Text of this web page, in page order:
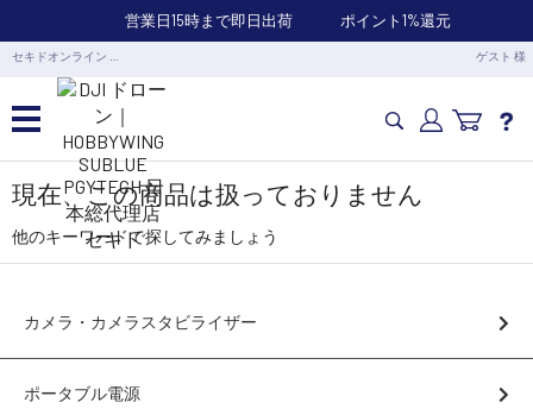
営業日15時まで即日出荷 ポイント1%還元
セキドオンライン … ゲスト 様
カメラドローン・生活家電
カメラ・スタビライザー
業務用ドローン・業務関連製品
水中ドローン(ROV)・水中スクーター
現在、この商品は扱っておりません
他のキーワードで探してみましょう
カメラ・カメラスタビライザー
ポータブル電源